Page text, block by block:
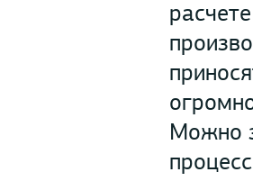
Можно